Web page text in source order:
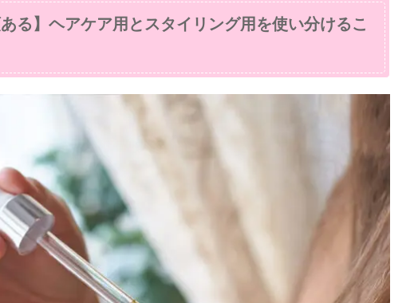
る】ヘアケア用とスタイリング用を使い分けるこ